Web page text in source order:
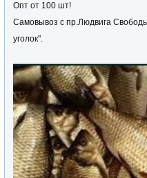
Опт от 100 шт!
Самовывоз с пр.Людвига
уголок".